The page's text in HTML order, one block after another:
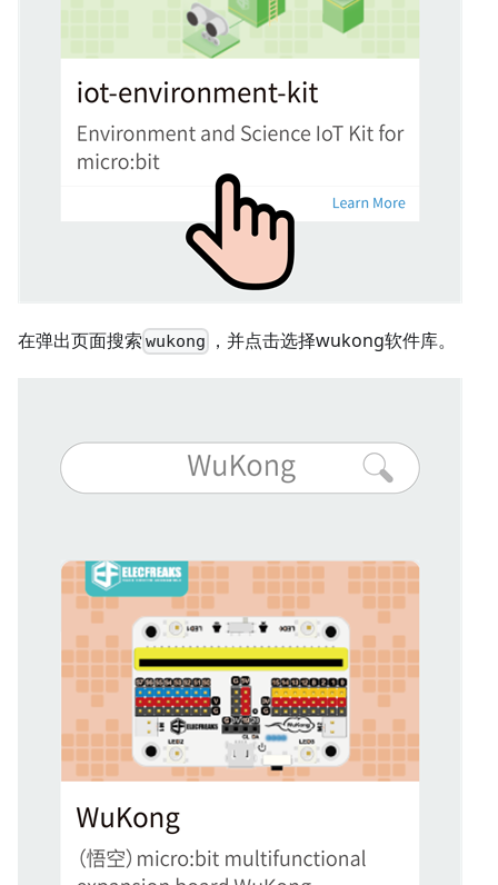
在弹出页面搜索 wukong ，并点击选择wukong软件库。